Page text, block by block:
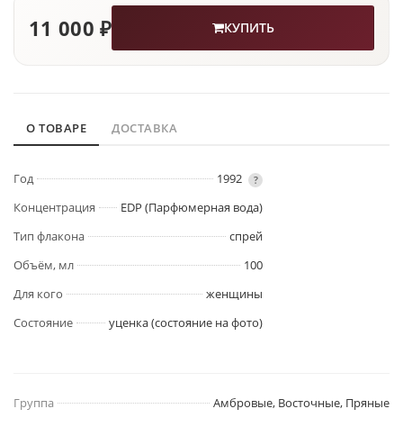
11 000 ₽ КУПИТЬ
О ТОВАРЕ ДОСТАВКА
Год 1992 ?
Концентрация
EDP (Парфюмерная вода)
Тип флакона
спрей
Объём, мл
100
Для кого
женщины
Состояние
уценка (состояние на фото)
Группа
Амбровые, Восточные, Пряные